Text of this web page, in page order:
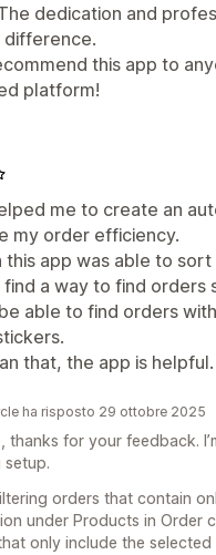
dedication and
this app to
platform!
me to create an
my order efficiency.
this app was able to
a way to find orders
able to find orders
that, the app is helpful.
ha risposto 29 ottobre 2025
thanks for your feedback.
orders that contain
under Products in Order
only include the